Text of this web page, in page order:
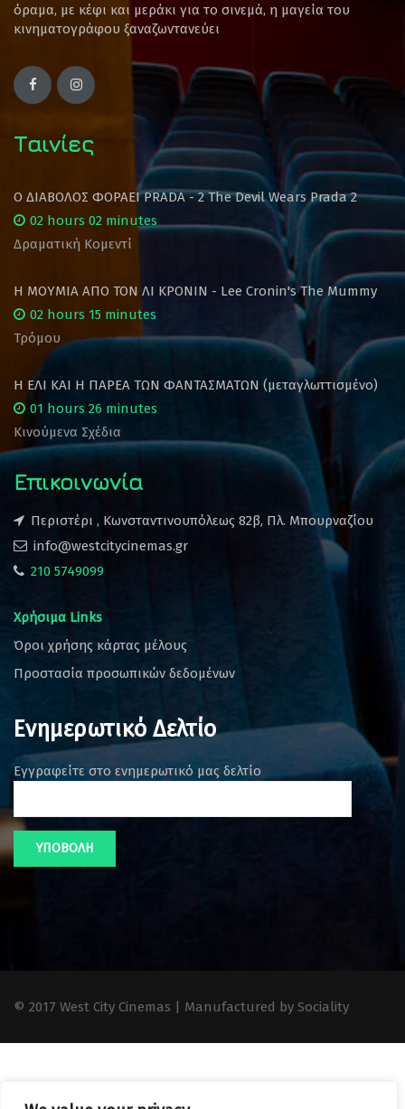
όραμα, με κέφι και μεράκι για το σινεμά, η μαγεία του
κινηματογράφου ξαναζωντανεύει
Ταινίες
Ο ΔΙΑΒΟΛΟΣ ΦΟΡΑΕΙ PRADA - 2 The Devil Wears Prada 2
02 hours 02 minutes
Δραματική Κομεντί
Η ΜΟΥΜΙΑ ΑΠΟ ΤΟΝ ΛΙ ΚΡΟΝΙΝ - Lee Cronin's The Mummy
02 hours 15 minutes
Τρόμου
Η ΕΛΙ ΚΑΙ Η ΠΑΡΕΑ ΤΩΝ ΦΑΝΤΑΣΜΑΤΩΝ (μεταγλωττισμένο)
01 hours 26 minutes
Κινούμενα Σχέδια
Επικοινωνία
Περιστέρι , Κωνσταντινουπόλεως 82β, Πλ. Μπουρναζίου
info@westcitycinemas.gr
210 5749099
Χρήσιμα Links
Όροι χρήσης κάρτας μέλους
Προστασία προσωπικών δεδομένων
Ενημερωτικό Δελτίο
Εγγραφείτε στο ενημερωτικό μας δελτίο
© 2017 West City Cinemas | Manufactured by Sociality